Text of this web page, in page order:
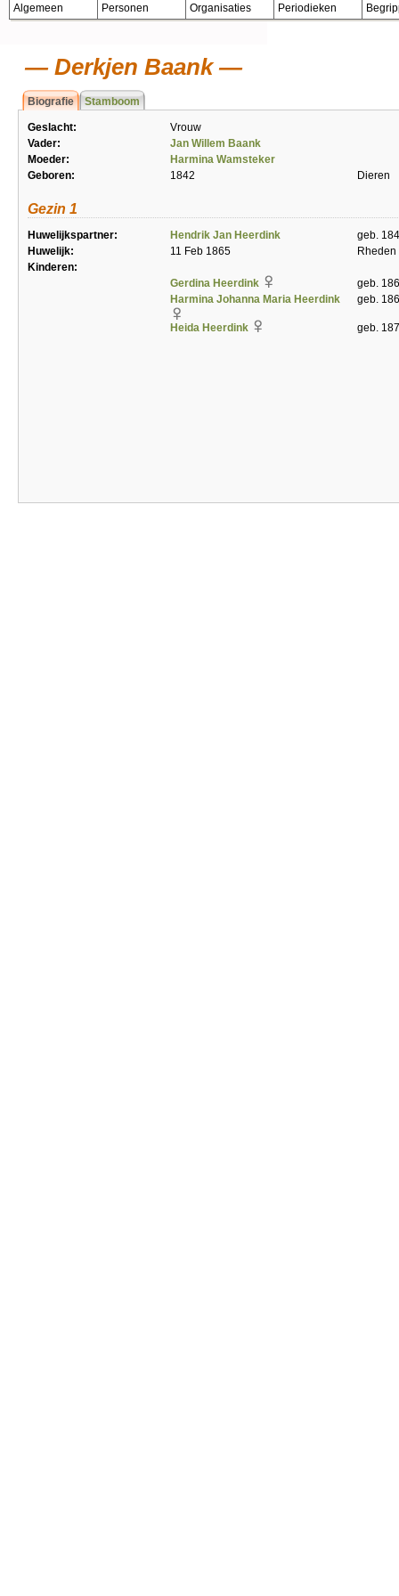
Algemeen Personen Organisaties Periodieken
Derkjen Baank
Biografie Stamboom
Geslacht:
Vrouw
Vader:
Jan Willem Baank
Moeder:
Harmina Wamsteker
Geboren:
1842 Dieren
Gezin 1
Huwelijkspartner: Hendrik Jan Heerdink
geb.
Huwelijk:
11 Feb 1865
Rheden
Kinderen:
Gerdina Heerdink
geb.
Harmina Johanna Maria Heerdink
geb.
Heida Heerdink geb.